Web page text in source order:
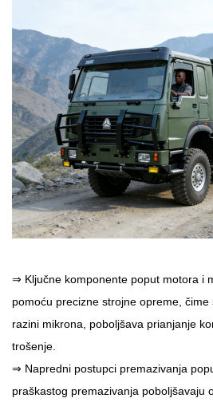
⇒ Ključne komponente poput motora i
pomoću precizne strojne opreme,
razini mikrona, poboljšava prianjanje
trošenje.
⇒ Napredni postupci premazivanja
praškastog premazivanja poboljšavaju